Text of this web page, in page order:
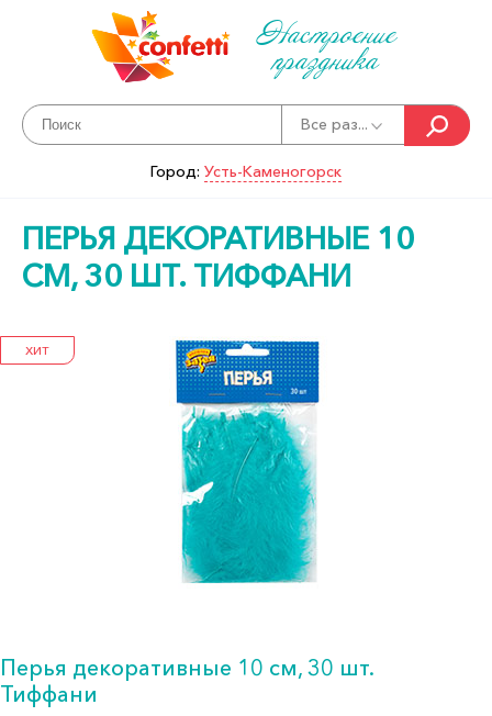
Настроение
праздника
Все раз...
Город: Усть-Каменогорск
ПЕРЬЯ ДЕКОРАТИВНЫЕ 10
СМ, 30 ШТ. ТИФФАНИ
ХИТ
Перья декоративные 10 см, 30 шт.
Тиффани